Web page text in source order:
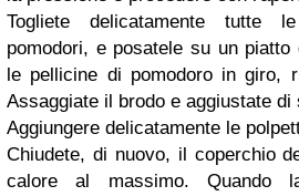
Togliete delicatamente tutte
pomodori, e posatele su un
le pellicine di pomodoro in giro,
Assaggiate il brodo e aggiustate di
Aggiungere delicatamente le
Chiudete, di nuovo, il coperchio
calore al massimo. Quando